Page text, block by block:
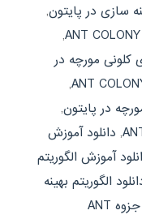
سازی در پایتون,
,
مورچه در
,
در پایتون,
, دانلود آموزش
آموزش الگوریتم
الگوریتم بهینه
دانلود جزوه ANT